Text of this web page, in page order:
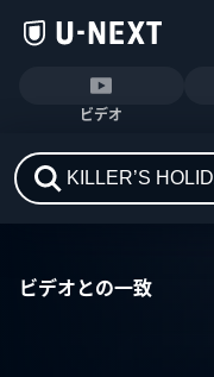
ビデオ
ビデオとの一致